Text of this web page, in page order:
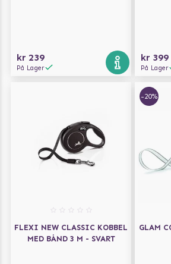
kr 239
På Lager
kr 399
På Lager
FLEXI NEW CLASSIC KOBBEL
MED BÅND 3 M - SVART
-20%
GLAM